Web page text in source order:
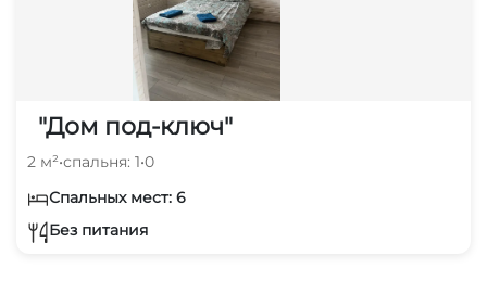
"Дом под-ключ"
2 м²•спальня: 1•0
Спальных мест: 6
Без питания